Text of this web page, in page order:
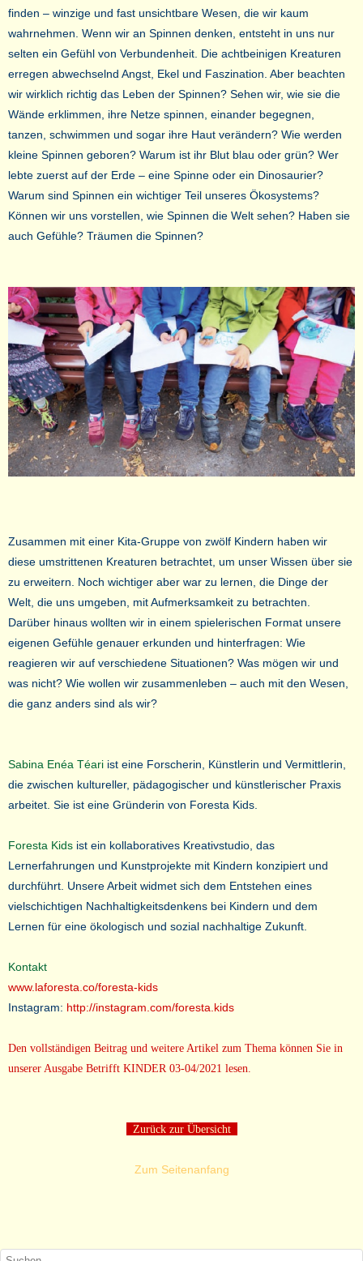
finden – winzige und fast unsichtbare Wesen, die wir kaum
wahrnehmen. Wenn wir an Spinnen denken, entsteht in uns nur
selten ein Gefühl von Verbundenheit. Die achtbeinigen Kreaturen
erregen abwechselnd Angst, Ekel und Faszination. Aber beachten
wir wirklich richtig das Leben der Spinnen? Sehen wir, wie sie die
Wände erklimmen, ihre Netze spinnen, einander begegnen,
tanzen, schwimmen und sogar ihre Haut verändern? Wie werden
kleine Spinnen geboren? Warum ist ihr Blut blau oder grün? Wer
lebte zuerst auf der Erde – eine Spinne oder ein Dinosaurier?
Warum sind Spinnen ein wichtiger Teil unseres Ökosystems?
Können wir uns vorstellen, wie Spinnen die Welt sehen? Haben sie
auch Gefühle? Träumen die Spinnen?
Zusammen mit einer Kita-Gruppe von zwölf Kindern haben wir
diese umstrittenen Kreaturen betrachtet, um unser Wissen über sie
zu erweitern. Noch wichtiger aber war zu lernen, die Dinge der
Welt, die uns umgeben, mit Aufmerksamkeit zu betrachten.
Darüber hinaus wollten wir in einem spielerischen Format unsere
eigenen Gefühle genauer erkunden und hinterfragen: Wie
reagieren wir auf verschiedene Situationen? Was mögen wir und
was nicht? Wie wollen wir zusammenleben – auch mit den Wesen,
die ganz anders sind als wir?
Sabina Enéa Téari ist eine Forscherin, Künstlerin und Vermittlerin,
die zwischen kultureller, pädagogischer und künstlerischer Praxis
arbeitet. Sie ist eine Gründerin von Foresta Kids.
Foresta Kids ist ein kollaboratives Kreativstudio, das
Lernerfahrungen und Kunstprojekte mit Kindern konzipiert und
durchführt. Unsere Arbeit widmet sich dem Entstehen eines
vielschichtigen Nachhaltigkeitsdenkens bei Kindern und dem
Lernen für eine ökologisch und sozial nachhaltige Zukunft.
Kontakt
www.laforesta.co/foresta-kids
Instagram: http://instagram.com/foresta.kids
Den vollständigen Beitrag und weitere Artikel zum Thema können Sie in
unserer Ausgabe Betrifft KINDER 03-04/2021 lesen.
Zurück zur Übersicht
Zum Seitenanfang